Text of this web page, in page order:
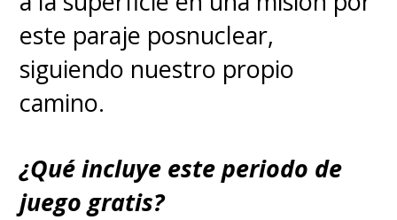
segunda se estrenó en junio de
2009, pero la tercera debutó en
noviembre de 2012 y la cuarta
recién pudo ver la luz en marzo
de 2021, más de ocho años
después de la anterior.
este paraje posnuclear,
siguiendo nuestro propio
camino.
¿Qué incluye este periodo de
juego gratis?